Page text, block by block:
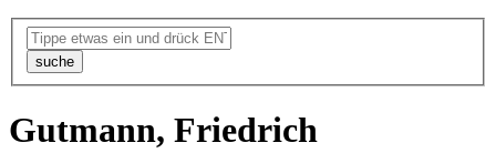
suche
Gutmann, Friedrich